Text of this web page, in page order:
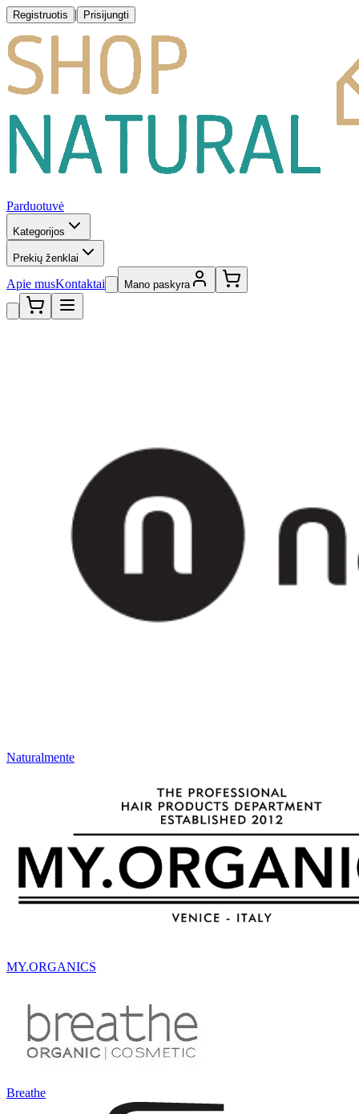
Registruotis | Prisijungti
Parduotuvė
Kategorijos
Prekių ženklai
Apie musKontaktai Mano paskyra
Naturalmente
MY.ORGANICS
Breathe